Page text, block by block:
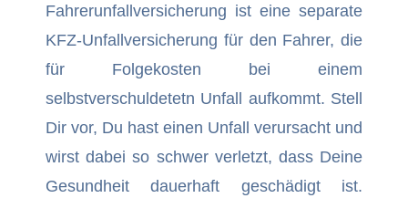
Fahrerunfallversicherung ist eine separate
KFZ-Unfallversicherung für den Fahrer, die
für Folgekosten bei einem
selbstverschuldetetn Unfall aufkommt. Stell
Dir vor, Du hast einen Unfall verursacht und
wirst dabei so schwer verletzt, dass Deine
Gesundheit dauerhaft geschädigt ist.